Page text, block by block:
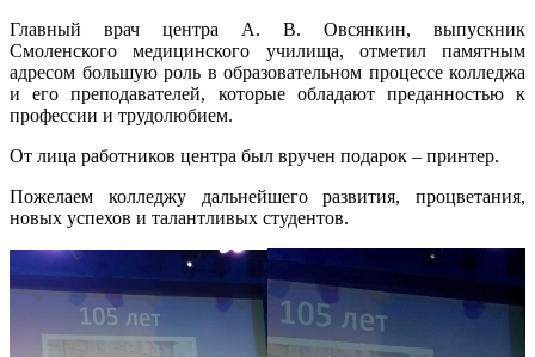
Главный врач центра А. В. Овсянкин, выпускник
Смоленского медицинского училища, отметил памятным
адресом большую роль в образовательном процессе колледжа
и его преподавателей, которые обладают преданностью к
профессии и трудолюбием.
От лица работников центра был вручен подарок – принтер.
Пожелаем колледжу дальнейшего развития, процветания,
новых успехов и талантливых студентов.